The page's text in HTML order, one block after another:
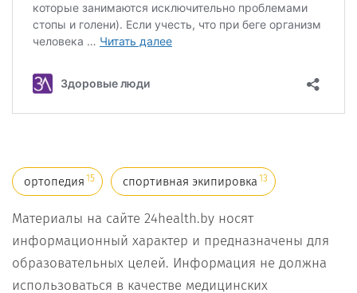
ортопедия 15 спортивная экипировка 13
Материалы на сайте 24health.by носят
информационный характер и предназначены для
образовательных целей. Информация не должна
использоваться в качестве медицинских